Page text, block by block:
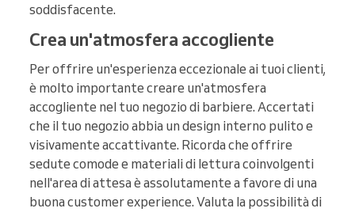
soddisfacente.
Crea un'atmosfera accogliente
Per offrire un'esperienza eccezionale ai tuoi clienti,
è molto importante creare un'atmosfera
accogliente nel tuo negozio di barbiere. Accertati
che il tuo negozio abbia un design interno pulito e
visivamente accattivante. Ricorda che offrire
sedute comode e materiali di lettura coinvolgenti
nell'area di attesa è assolutamente a favore di una
buona customer experience. Valuta la possibilità di